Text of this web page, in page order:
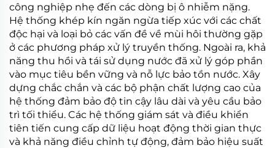
công nghiệp nhẹ đến các dòng bị ô nhiễm nặng.
Hệ thống khép kín ngăn ngừa tiếp xúc với các chất
độc hại và loại bỏ các vấn đề về mùi hôi thường gặp
ở các phương pháp xử lý truyền thống. Ngoài ra, khả
năng thu hồi và tái sử dụng nước đã xử lý góp phần
vào mục tiêu bền vững và nỗ lực bảo tồn nước. Xây
dựng chắc chắn và các bộ phận chất lượng cao của
hệ thống đảm bảo độ tin cậy lâu dài và yêu cầu bảo
trì tối thiểu. Các hệ thống giám sát và điều khiển
tiên tiến cung cấp dữ liệu hoạt động thời gian thực
và khả năng điều chỉnh tự động, đảm bảo hiệu suất